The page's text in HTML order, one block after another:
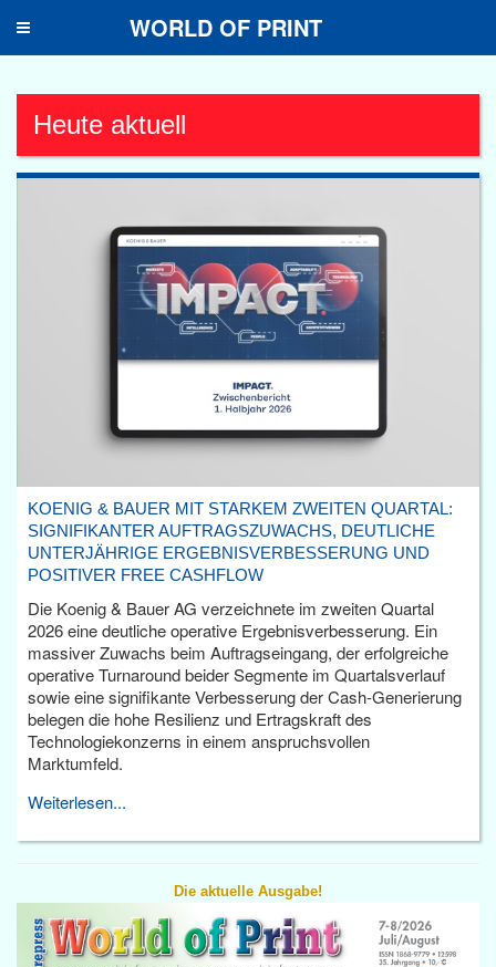
Toggle
WORLD OF PRINT
Heute aktuell
KOENIG & BAUER MIT STARKEM ZWEITEN QUARTAL:
SIGNIFIKANTER AUFTRAGSZUWACHS, DEUTLICHE
UNTERJÄHRIGE ERGEBNISVERBESSERUNG UND
POSITIVER FREE CASHFLOW
Die Koenig & Bauer AG verzeichnete im zweiten Quartal
2026 eine deutliche operative Ergebnisverbesserung. Ein
massiver Zuwachs beim Auftragseingang, der erfolgreiche
operative Turnaround beider Segmente im Quartalsverlauf
sowie eine signifikante Verbesserung der Cash-Generierung
belegen die hohe Resilienz und Ertragskraft des
Technologiekonzerns in einem anspruchsvollen
Marktumfeld.
Weiterlesen...
Die aktuelle Ausgabe!